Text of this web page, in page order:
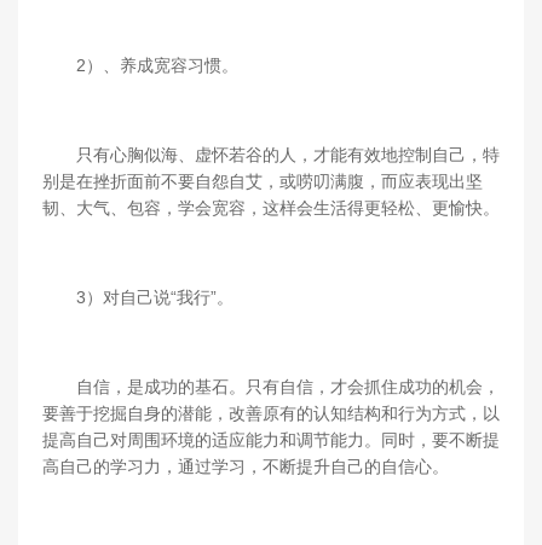
2）、养成宽容习惯。
只有心胸似海、虚怀若谷的人，才能有效地控制自己，特
别是在挫折面前不要自怨自艾，或唠叨满腹，而应表现出坚
韧、大气、包容，学会宽容，这样会生活得更轻松、更愉快。
3）对自己说“我行”。
自信，是成功的基石。只有自信，才会抓住成功的机会，
要善于挖掘自身的潜能，改善原有的认知结构和行为方式，以
提高自己对周围环境的适应能力和调节能力。同时，要不断提
高自己的学习力，通过学习，不断提升自己的自信心。